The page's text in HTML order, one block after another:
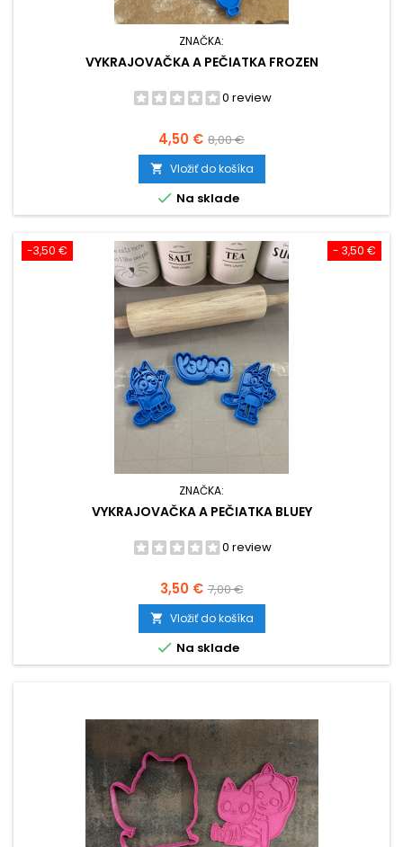
ZNAČKA:
VYKRAJOVAČKA A PEČIATKA FROZEN
0 review
Cena
4,50 € Základná
cena
8,00 €
 Vložiť do košíka
 Na sklade
- 3,50 €
-3,50 €
ZNAČKA:
VYKRAJOVAČKA A PEČIATKA BLUEY
0 review
Cena
3,50 € Základná
cena
7,00 €
 Vložiť do košíka
 Na sklade